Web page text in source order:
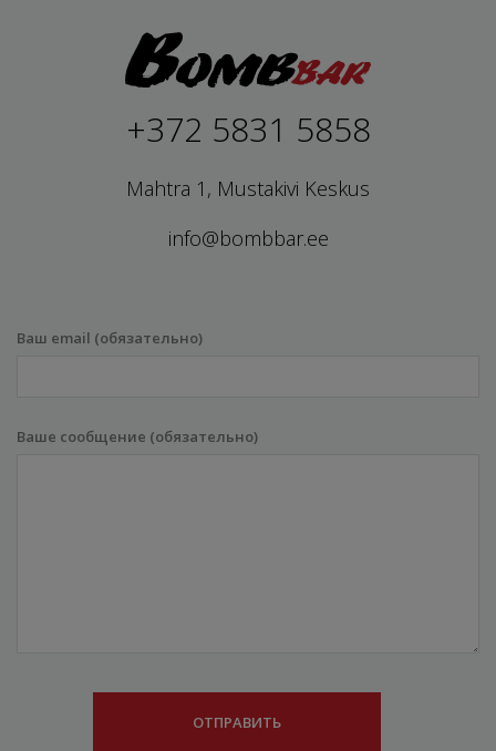
+372 5831 5858
Mahtra 1, Mustakivi Keskus
info@bombbar.ee
Ваш email (обязательно)
Ваше сообщение (обязательно)